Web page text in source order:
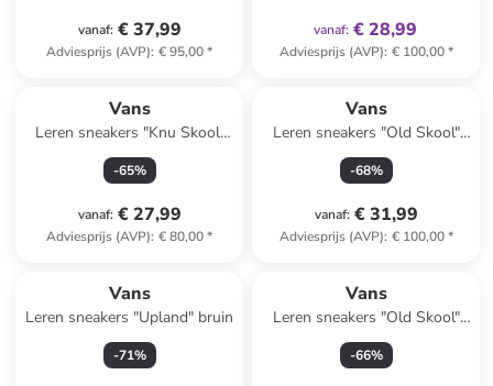
vanaf: € 37,99
Adviesprijs (AVP): € 95,00*
vanaf: € 28,99
Adviesprijs (AVP): € 100,00*
Vans
Leren sneakers "Knu Skool"
donkerblauw/wit
-65%
vanaf: € 27,99
Adviesprijs (AVP): € 80,00*
Vans
Leren sneakers "Old Skool"
zwart
-68%
vanaf: € 31,99
Adviesprijs (AVP): € 100,00*
Vans
Leren sneakers "Upland" bruin
-71%
Vans
Leren sneakers "Old Skool"
zwart/roze
-66%